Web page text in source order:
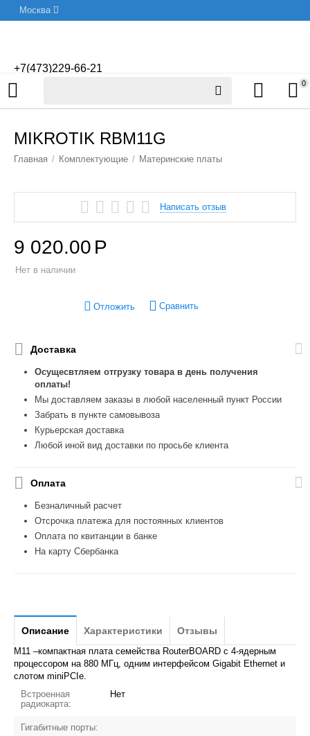
Москва
+7(473)229-66-21
0
MIKROTIK RBM11G
Главная / Комплектующие / Материнские платы
Написать отзыв
9 020.00 Р
Нет в наличии
Отложить Сравнить
Доставка
Осущесвтляем отгрузку товара в день получения
оплаты!
Мы доставляем заказы в любой населенный пункт России
Забрать в пункте самовывоза
Курьерская доставка
Любой иной вид доставки по просьбе клиента
Оплата
Безналичный расчет
Отсрочка платежа для постоянных клиентов
Оплата по квитанции в банке
На карту Сбербанка
Описание Характеристики Отзывы
M11 –компактная плата семейства RouterBOARD с 4-ядерным
процессором на 880 МГц, одним интерфейсом Gigabit Ethernet и
слотом miniPCIe.
Встроенная
радиокарта:
Нет
Гигабитные порты: